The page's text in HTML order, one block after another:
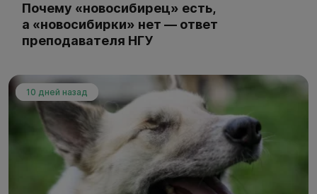
Почему «новосибирец» есть,
а «новосибирки» нет — ответ
преподавателя НГУ
10 дней назад